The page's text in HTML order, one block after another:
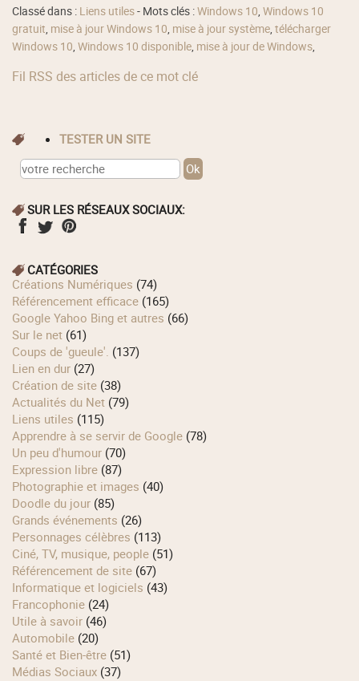
Classé dans : Liens utiles- Mots clés :Windows 10,Windows 10
gratuit, mise à jour Windows 10, mise à jour système,télécharger
Windows 10,Windows 10 disponible, mise à jour de Windows,
Fil RSS des articles de ce mot clé
TESTER UN SITE
SUR LES RÉSEAUX SOCIAUX:
CATÉGORIES
Créations Numériques (74)
Référencement efficace (165)
Google Yahoo Bing et autres (66)
Sur le net (61)
Coups de 'gueule'. (137)
Lien en dur (27)
Création de site (38)
Actualités du Net (79)
Liens utiles (115)
Apprendre à se servir de Google (78)
Un peu d'humour (70)
Expression libre (87)
Photographie et images (40)
Doodle du jour (85)
Grands événements (26)
Personnages célèbres (113)
Ciné, TV, musique, people (51)
Référencement de site (67)
Informatique et logiciels (43)
Francophonie (24)
Utile à savoir (46)
Automobile (20)
Santé et Bien-être (51)
Médias Sociaux (37)